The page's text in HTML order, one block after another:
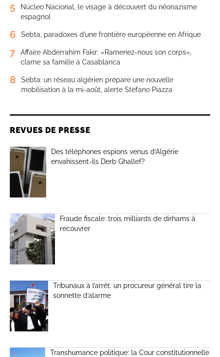
5
Núcleo Nacional, le visage à découvert du néonazisme
espagnol
6 Sebta, paradoxes d’une frontière européenne en Afrique
7
Affaire Abderrahim Fakir: «Ramenez-nous son corps»,
clame sa famille à Casablanca
8
Sebta: un réseau algérien prépare une nouvelle
mobilisation à la mi-août, alerte Stefano Piazza
REVUES DE PRESSE
Des téléphones espions venus d’Algérie
envahissent-ils Derb Ghallef?
Fraude fiscale: trois milliards de dirhams à
recouvrer
Tribunaux à l’arrêt: un procureur général tire la
sonnette d’alarme
Transhumance politique: la Cour constitutionnelle